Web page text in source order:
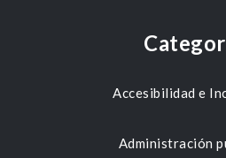
Accesibilidad e
Administración